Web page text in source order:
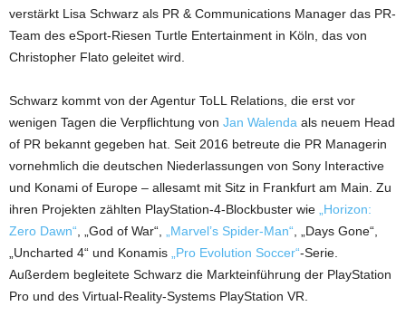
verstärkt Lisa Schwarz als PR & Communications Manager das PR-
Team des eSport-Riesen Turtle Entertainment in Köln, das von
Christopher Flato geleitet wird.
Schwarz kommt von der Agentur ToLL Relations, die erst vor
wenigen Tagen die Verpflichtung von Jan Walenda als neuem Head
of PR bekannt gegeben hat. Seit 2016 betreute die PR Managerin
vornehmlich die deutschen Niederlassungen von Sony Interactive
und Konami of Europe – allesamt mit Sitz in Frankfurt am Main. Zu
ihren Projekten zählten PlayStation-4-Blockbuster wie
„Horizon:
Zero Dawn“ , „God of War“, „Marvel’s Spider-Man“ , „Days Gone“,
„Uncharted 4“ und Konamis
„Pro Evolution Soccer“-Serie.
Außerdem begleitete Schwarz die Markteinführung der PlayStation
Pro und des Virtual-Reality-Systems PlayStation VR.